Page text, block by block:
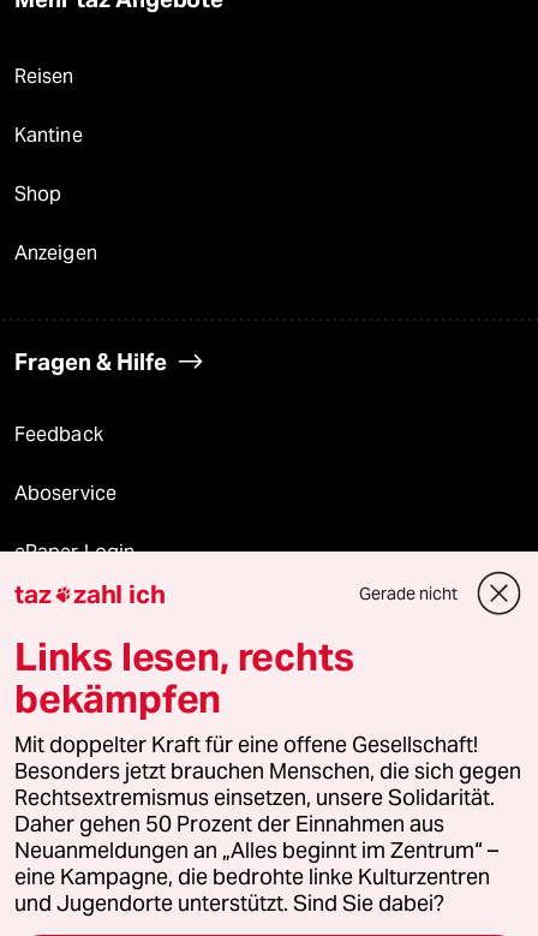
Reisen
Kantine
Shop
Anzeigen
Fragen & Hilfe
Feedback
Aboservice
ePaper Login
Downloads für Abonnierende
© 2026 taz Verlags und Vertriebs GmbH
Alle Rechte vorbehalten. Bei rechtlichen Fragen oder für Genehmigungen
wenden Sie sich bitte an
lizenzen@taz.de
Feedback Redaktionsstatut Kommune-Richtlinien
Leitlinie Informant Datenschutz Impressum AGB
taz zahl ich Gerade nicht
Links lesen, rechts
bekämpfen
Mit doppelter Kraft für eine offene Gesellschaft!
Besonders jetzt brauchen Menschen, die sich gegen
Rechtsextremismus einsetzen, unsere Solidarität.
Daher gehen 50 Prozent der Einnahmen aus
Neuanmeldungen an „Alles beginnt im Zentrum“ –
eine Kampagne, die bedrohte linke Kulturzentren
und Jugendorte unterstützt. Sind Sie dabei?